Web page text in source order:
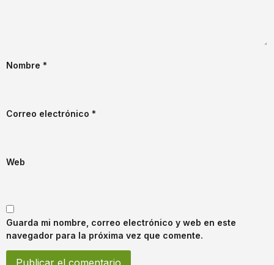
Nombre *
Correo electrónico *
Web
Guarda mi nombre, correo electrónico y web en este
navegador para la próxima vez que comente.